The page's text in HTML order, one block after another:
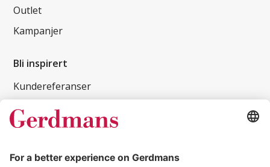
Outlet
Kampanjer
Bli inspirert
Kundereferanser
Magasin
Tips og guider
Kontakt